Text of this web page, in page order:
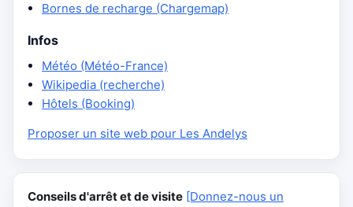
Bornes de recharge (Chargemap)
Infos
Météo (Météo-France)
Wikipedia (recherche)
Hôtels (Booking)
Proposer un site web pour Les Andelys
Conseils d'arrêt et de visite [Donnez-nous un